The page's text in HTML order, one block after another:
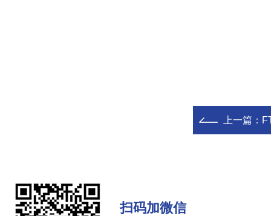
上一篇：
扫码加微信